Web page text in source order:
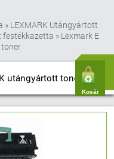
Kosár
» LEXMARK Utángyártott
festékkazetta » Lexmark E
utángyártott toner